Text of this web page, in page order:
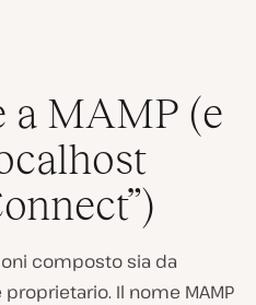
a MAMP (e
composto sia da
Il nome MAMP